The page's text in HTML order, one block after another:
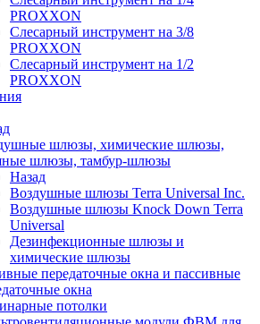
PROXXON
Слесарный инструмент на 3/8
PROXXON
Слесарный инструмент на 1/2
PROXXON
шлюзы, химические шлюзы,
шлюзы, тамбур-шлюзы
Назад
Воздушные шлюзы Terra Universal Inc.
Воздушные шлюзы Knock Down Terra
Universal
Дезинфекционные шлюзы и
химические шлюзы
передаточные окна и пассивные
окна
потолки